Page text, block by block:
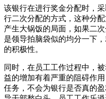
该银行在进行奖金分配时，
行二次分配的方式，这种分
产生大锅饭的局面，如果二
是领导拍脑袋似的均分一下
的积极性。
同时，在员工工作过程中，
益的增加有着严重的阻碍作
任务，不会为银行是否真的